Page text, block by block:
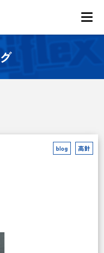
blog 高針